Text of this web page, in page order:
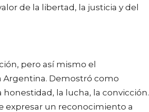
de la libertad, la justicia y del
pero así mismo el
Demostró como
la lucha, la convicción.
expresar un reconocimiento a